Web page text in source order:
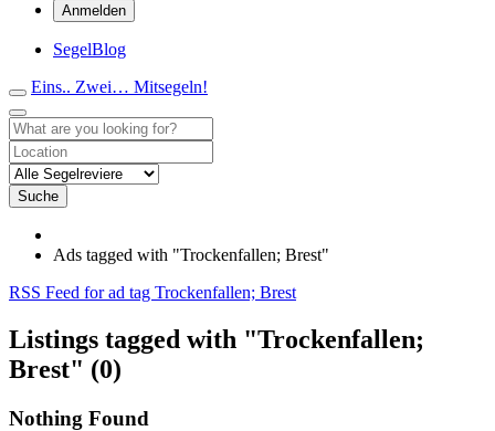
Anmelden
SegelBlog
Eins.. Zwei… Mitsegeln!
Suche
Ads tagged with "Trockenfallen; Brest"
RSS Feed for ad tag Trockenfallen; Brest
Listings tagged with "Trockenfallen;
Brest" (0)
Nothing Found